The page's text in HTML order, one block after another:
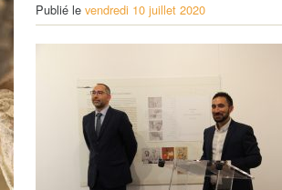
Publié le vendredi 10 juillet 2020